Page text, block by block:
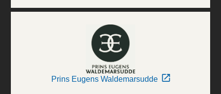
Prins Eugens Waldemarsudde